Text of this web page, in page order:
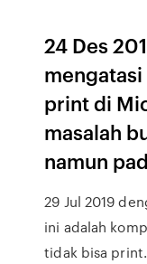
24 Des
print di
masalah
namun
29 Jul 2019
ini adalah
tidak bisa